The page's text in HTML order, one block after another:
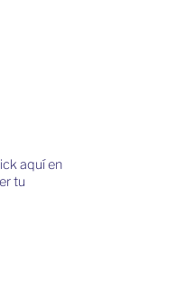
aquí en
tu